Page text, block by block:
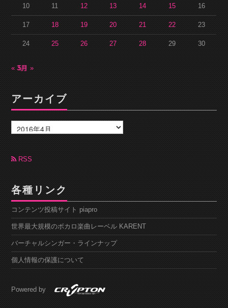
10 11 12 13 14 15 16
17 18 19 20 21 22 23
24 25 26 27 28 29 30
« 3月5月 »
アーカイブ
ー
カ
ブ RSS
各種リンク
コンテンツ投稿サイト piapro
世界最大規模のボカロ楽曲レーベル KARENT
バーチャルシンガー・ラインナップ
個人情報の保護について
Powered by